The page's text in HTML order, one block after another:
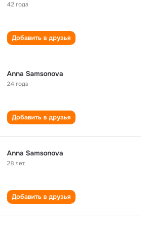
42 года
Добавить в друзья
Anna Samsonova
24 года
Добавить в друзья
Anna Samsonova
28 лет
Добавить в друзья